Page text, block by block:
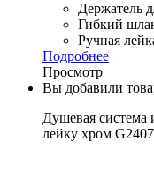
Держатель
Гибкий
Ручная
Подробнее
Просмотр
Вы добавили
Душевая система
лейку хром G2407